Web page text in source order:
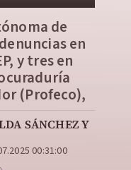
de
en
y tres en
(Profeco),
SÁNCHEZY
00:31:00